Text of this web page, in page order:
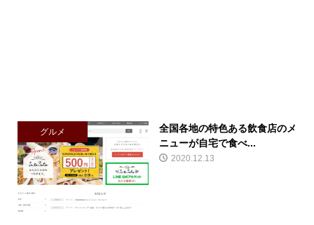
グルメ
全国各地の特色ある飲食店のメ
ニューが自宅で食べ...
2020.12.13